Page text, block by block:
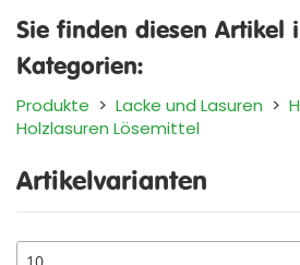
Sie finden diesen Artikel
Kategorien:
Produkte > Lacke und Lasuren >
Holzlasuren Lösemittel
Artikelvarianten